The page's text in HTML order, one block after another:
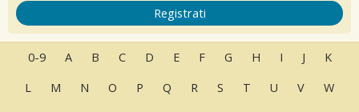
Registrati
0-9 A B C D E F G H I J
K
L
M N O P Q R S T U V
W